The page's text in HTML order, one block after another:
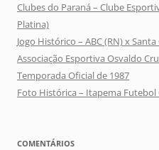
Clubes do Paraná – Clube
Platina)
Jogo Histórico – ABC (RN) x Santa
Associação Esportiva Osvaldo
Temporada Oficial de 1987
Foto Histórica – Itapema Futebol
COMENTÁRIOS